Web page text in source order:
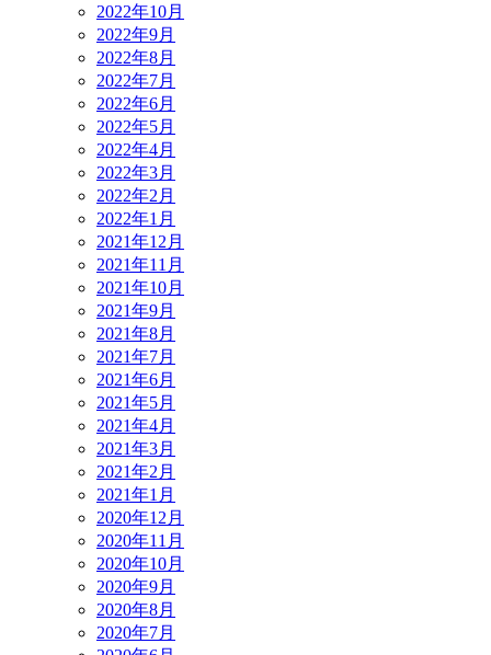
2022年10月
2022年9月
2022年8月
2022年7月
2022年6月
2022年5月
2022年4月
2022年3月
2022年2月
2022年1月
2021年12月
2021年11月
2021年10月
2021年9月
2021年8月
2021年7月
2021年6月
2021年5月
2021年4月
2021年3月
2021年2月
2021年1月
2020年12月
2020年11月
2020年10月
2020年9月
2020年8月
2020年7月